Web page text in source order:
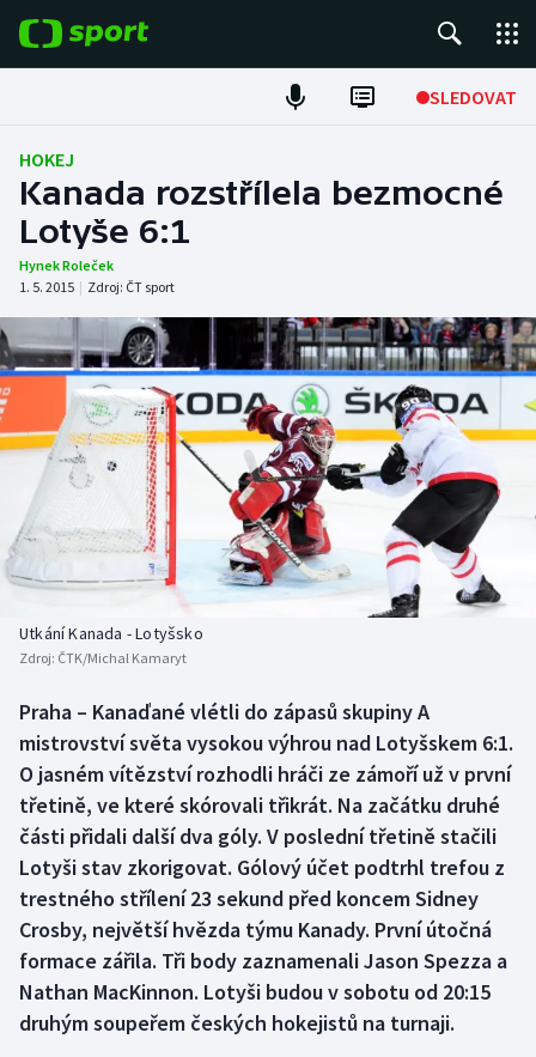
SLEDOVAT
Fotbal
Hokej
Tenis
Atletika
Cyklistika
DALŠÍ SPORTY
Americký fotbal
Baseball a softbal
Biatlon
Boby a skeleton
Box
Curling
Dostihy
Florbal
Futsal
NEPŘEHLÉDNĚTE
Soutěže
Historické návraty
Aplikace ČT sport
AZ kvíz
HOKEJ
Kanada rozstřílela bezmocné
Lotyše 6:1
Hynek Roleček
1. 5. 2015 | Zdroj: ČT sport
Utkání Kanada - Lotyšsko
Zdroj: ČTK/Michal Kamaryt
Praha – Kanaďané vlétli do zápasů skupiny A
mistrovství světa vysokou výhrou nad Lotyšskem 6:1.
O jasném vítězství rozhodli hráči ze zámoří už v první
třetině, ve které skórovali třikrát. Na začátku druhé
části přidali další dva góly. V poslední třetině stačili
Lotyši stav zkorigovat. Gólový účet podtrhl trefou z
trestného střílení 23 sekund před koncem Sidney
Crosby, největší hvězda týmu Kanady. První útočná
formace zářila. Tři body zaznamenali Jason Spezza a
Nathan MacKinnon. Lotyši budou v sobotu od 20:15
druhým soupeřem českých hokejistů na turnaji.